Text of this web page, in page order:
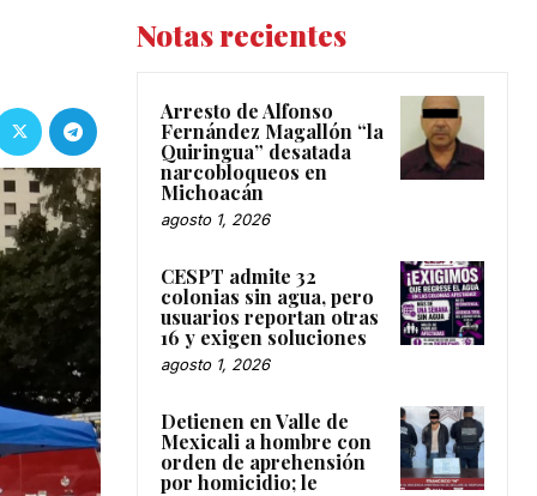
Notas recientes
Arresto de Alfonso
Fernández Magallón “la
Quiringua” desatada
narcobloqueos en
Michoacán
agosto 1, 2026
CESPT admite 32
colonias sin agua, pero
usuarios reportan otras
16 y exigen soluciones
agosto 1, 2026
Detienen en Valle de
Mexicali a hombre con
orden de aprehensión
por homicidio; le